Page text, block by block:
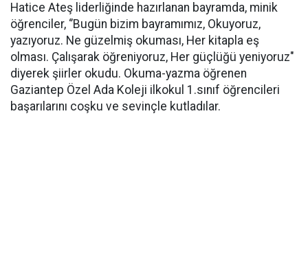
Hatice Ateş liderliğinde hazırlanan bayramda, minik
öğrenciler, ‘’Bugün bizim bayramımız, Okuyoruz,
yazıyoruz. Ne güzelmiş okuması, Her kitapla eş
olması. Çalışarak öğreniyoruz, Her güçlüğü yeniyoruz"
diyerek şiirler okudu. Okuma-yazma öğrenen
Gaziantep Özel Ada Koleji ilkokul 1.sınıf öğrencileri
başarılarını coşku ve sevinçle kutladılar.